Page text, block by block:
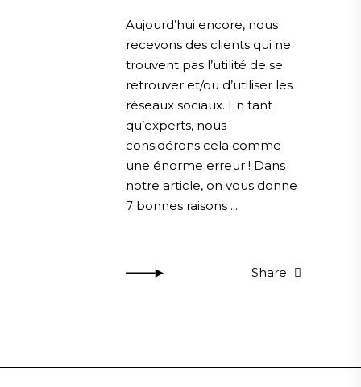
Aujourd’hui encore, nous
recevons des clients qui ne
trouvent pas l’utilité de se
retrouver et/ou d’utiliser les
réseaux sociaux. En tant
qu’experts, nous
considérons cela comme
une énorme erreur ! Dans
notre article, on vous donne
7 bonnes raisons
Share